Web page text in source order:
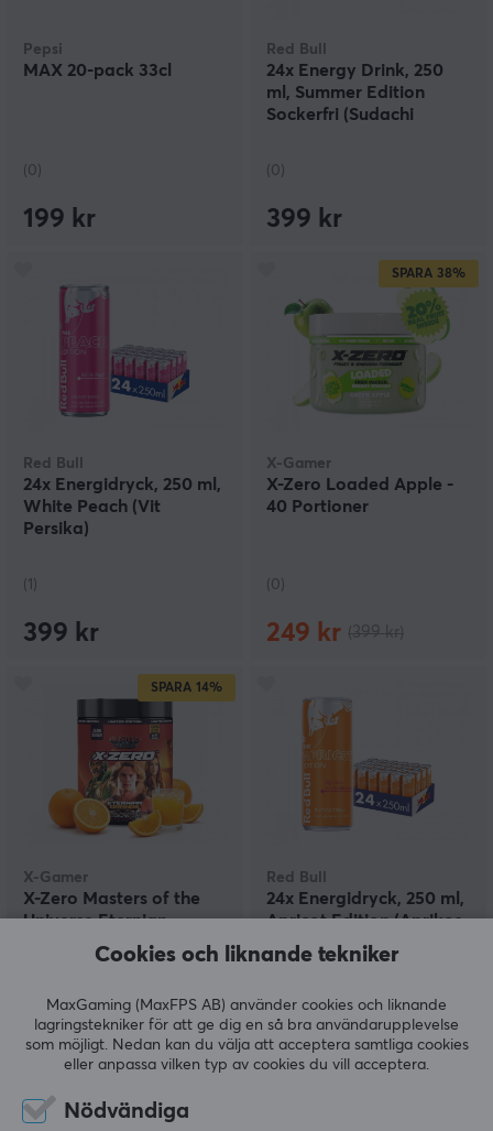
Pepsi
MAX 20-pack 33cl
(0)
199 kr
Red Bull
24x Energy Drink, 250
ml, Summer Edition
Sockerfri (Sudachi
(0)
399 kr
Red Bull
24x Energidryck, 250 ml,
White Peach (Vit
Persika)
(1)
399 kr
SPARA 38%
X-Gamer
X-Zero Loaded Apple -
40 Portioner
(0)
249 kr
SPARA 14%
X-Gamer
X-Zero Masters of the
Universe Eternian
Orange - 100
Serveringar
299 kr (349 kr)
Red Bull
24x Energidryck, 250 ml,
Apricot Edition (Aprikos-
och Jordgubbssmak)
(14)
399 kr
Cookies och liknande tekniker
MaxGaming (MaxFPS AB) använder cookies och liknande
lagringstekniker för att ge dig en så bra användarupplevelse
som möjligt. Nedan kan du välja att acceptera samtliga cookies
eller anpassa vilken typ av cookies du vill acceptera.
Nödvändiga